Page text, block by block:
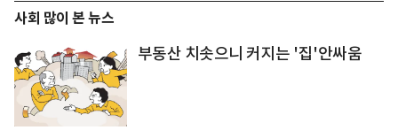
사회 많이 본 뉴스
부동산 치솟으니 커지는 '집'안싸움